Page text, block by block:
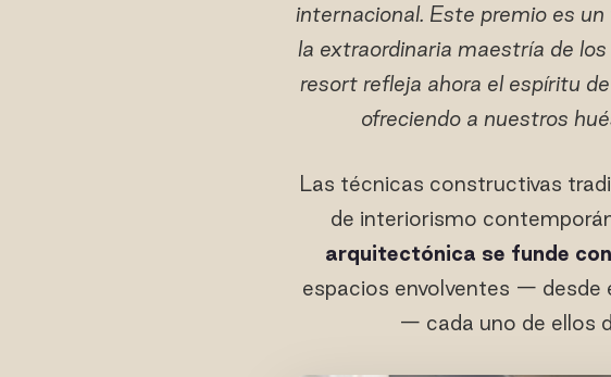
internacional. Este premio es
la extraordinaria maestría de
resort refleja ahora el espíritu
ofreciendo a nuestros
Las técnicas constructivas
de interiorismo
arquitectónica se funde
espacios envolventes — desde
— cada uno de ellos